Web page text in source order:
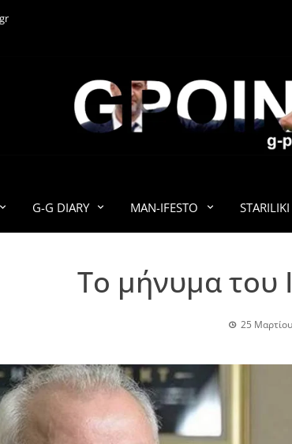
G-G DIARY MAN-IFESTO STARILIKI
To μήνυμα του
25